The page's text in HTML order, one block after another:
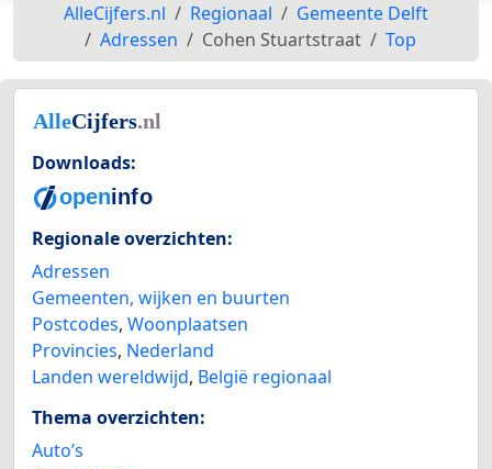
AlleCijfers.nl Regionaal
Gemeente Delft
Adressen
Cohen Stuartstraat Top
Downloads:
Regionale overzichten:
Adressen
Gemeenten, wijken en buurten
Postcodes, Woonplaatsen
Provincies, Nederland
Landen wereldwijd, België regionaal
Thema overzichten:
Auto’s